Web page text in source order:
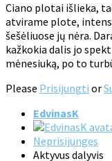
Ciano plotai išlieka,
atvirame plote,
šešėliuose jų nėra.
kažkokia dalis jo
mėnesiuką, po to
Please Prisijungti or
EdvinasK
Neprisijungęs
Aktyvus dalyvis